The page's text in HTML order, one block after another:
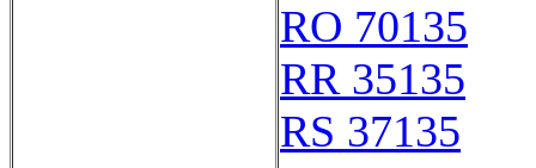
RO 70135
RR 35135
RS 37135